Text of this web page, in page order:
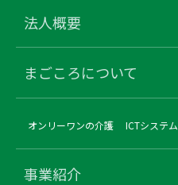
法人概要
まごころについて
オンリーワンの介護 ICTシステム
事業紹介